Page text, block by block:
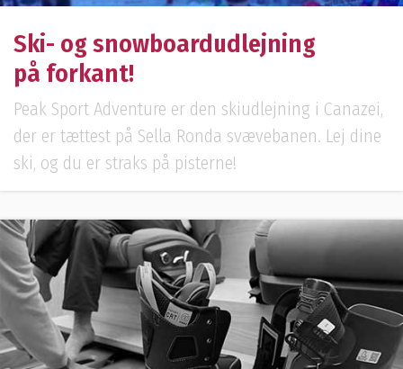
Ski- og snowboardudlejning
på forkant!
Peak Sport Adventure er den skiudlejning i Canazei,
der er tættest på Sella Ronda svævebanen. Lej dine
ski, og du er straks på pisterne!